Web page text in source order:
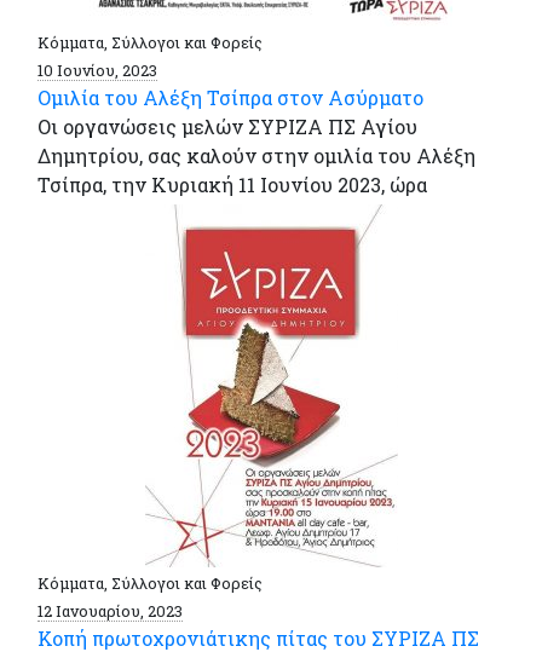
Κόμματα, Σύλλογοι και Φορείς
10 Ιουνίου, 2023
Ομιλία του Αλέξη Τσίπρα στον Ασύρματο
Οι οργανώσεις μελών ΣΥΡΙΖΑ ΠΣ Αγίου
Δημητρίου, σας καλούν στην ομιλία του Αλέξη
Τσίπρα, την Κυριακή 11 Ιουνίου 2023, ώρα
Κόμματα, Σύλλογοι και Φορείς
12 Ιανουαρίου, 2023
Κοπή πρωτοχρονιάτικης πίτας του ΣΥΡΙΖΑ ΠΣ